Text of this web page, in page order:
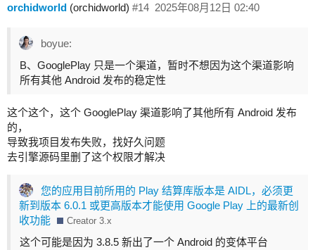
orchidworld (orchidworld) 2025年08月12日 02:40
#14
boyue:
B、GooglePlay 只是一个渠道，暂时不想因为这个渠道影响
所有其他 Android 发布的稳定性
这个这个，这个 GooglePlay 渠道影响了其他所有 Android 发布
的，
导致我项目发布失败，找好久问题
去引擎源码里删了这个权限才解决
您的应用目前所用的 Play 结算库版本是 AIDL，必须更
新到版本 6.0.1 或更高版本才能使用 Google Play 上的最新创
收功能
Creator 3.x
这个可能是因为 3.8.5 新出了一个 Android 的变体平台